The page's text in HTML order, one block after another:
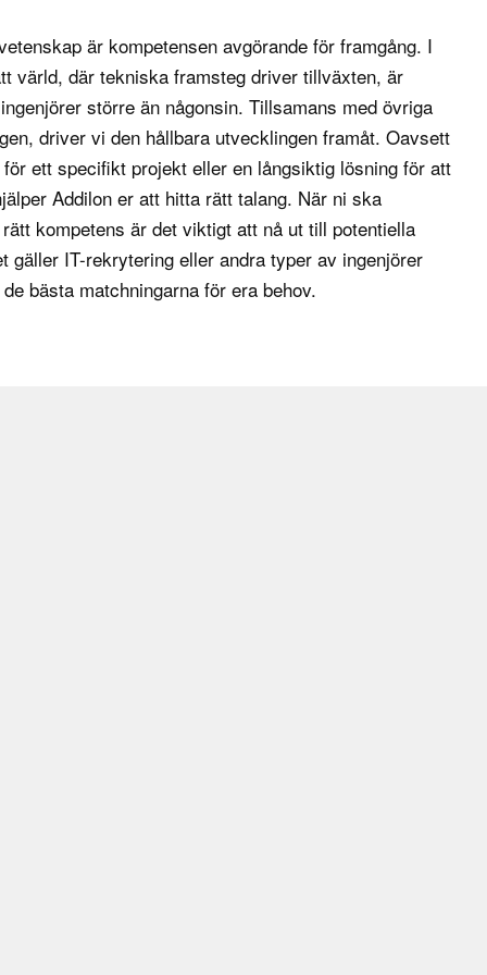
tekniker
hur deras
tillverkning och
och säkerställa att
balansera faktorer
med
degradering i
och
för att
är kompetensen avgörande för framgång. I
värld, där tekniska framsteg driver tillväxten, är
större än någonsin. Tillsamans med övriga
, driver vi den hållbara utvecklingen framåt. Oavsett
ett specifikt projekt eller en långsiktig lösning för att
Addilon er att hitta rätt talang. När ni ska
kompetens är det viktigt att nå ut till potentiella
gäller IT-rekrytering eller andra typer av ingenjörer
bästa matchningarna för era behov.